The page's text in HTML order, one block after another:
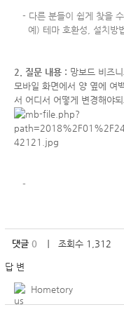
- 다른 분들이 쉽게 찾을
예) 테마 호환성, 설치방
2. 질문 내용 : 망보드 비즈
모바일 화면에서 양 옆에 여
서 어디서 어떻게 변경해야
-
댓글 0 ｜ 조회수 1,312
답 변
Hometory